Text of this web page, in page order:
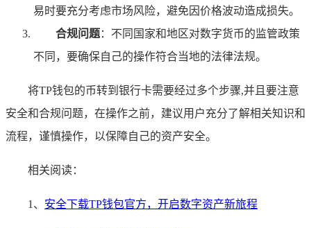
易时要充分考虑市场风险，避免因价格波动造成损失。
合规问题：不同国家和地区对数字货币的监管政策
不同，要确保自己的操作符合当地的法律法规。
将TP钱包的币转到银行卡需要经过多个步骤,并且要注意
安全和合规问题，在操作之前，建议用户充分了解相关知识和
流程，谨慎操作，以保障自己的资产安全。
相关阅读：
1、 安全下载TP钱包官方，开启数字资产新旅程